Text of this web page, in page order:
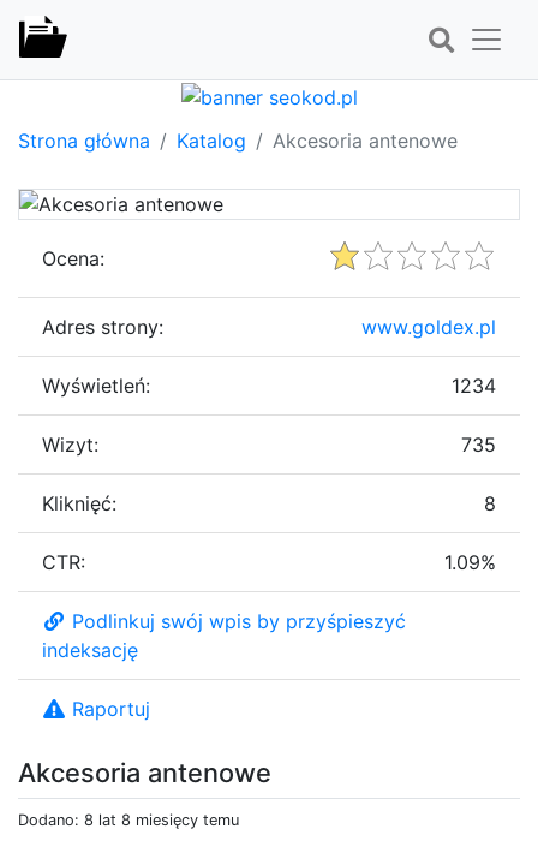
Strona główna Katalog Akcesoria antenowe
Akcesoria antenowe
Dodano: 8 lat 8 miesięcy temu
Ocena:
Adres strony: www.goldex.pl
Wyświetleń: 1234
Wizyt: 735
Kliknięć: 8
CTR: 1.09%
Podlinkuj swój wpis by przyśpieszyć
indeksację
Raportuj